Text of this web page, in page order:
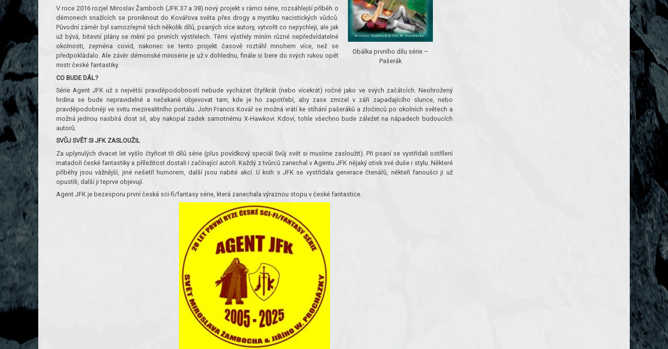
Obálka prvního dílu série –
Pašerák
V roce 2016 rozjel Miroslav Žamboch (JFK 37 a 38) nový projekt v rámci série, rozsáhlejší příběh o
démonech snažících se proniknout do Kovářova světa přes drogy a mystiku nacistických vůdců.
Původní záměr byl samozřejmě těch několik dílů, psaných více autory, vytvořit co nejrychleji, ale jak
už bývá, bitevní plány se mění po prvních výstřelech. Těmi výstřely míním různé nepředvídatelné
okolnosti, zejména covid, nakonec se tento projekt časově roztáhl mnohem více, než se
předpokládalo. Ale závěr démonské minisérie je už v dohlednu, finále si bere do svých rukou opět
mistr české fantastiky.
CO BUDE DÁL?
Série Agent JFK už s největší pravděpodobností nebude vycházet čtyřikrát (nebo vícekrát) ročně jako ve svých začátcích. Neohrožený
hrdina se bude nepravidelně a nečekaně objevovat tam, kde je ho zapotřebí, aby zase zmizel v záři zapadajícího slunce, nebo
pravděpodobněji ve svitu mezirealitního portálu. John Francis Kovář se možná vrátí ke stíhání pašeráků a zločinců po okolních světech a
možná jednou nasbírá dost sil, aby nakopal zadek samotnému X-Hawkovi. Kdoví, tohle všechno bude záležet na nápadech budoucích
autorů.
SVŮJ SVĚT SI JFK ZASLOUŽIL
Za uplynulých dvacet let vyšlo čtyřicet tři dílů série (plus povídkový speciál Svůj svět si musíme zasloužit). Při psaní se vystřídali ostřílení
matadoři české fantastiky a příležitost dostali i začínající autoři. Každý z tvůrců zanechal v Agentu JFK nějaký otisk své duše i stylu. Některé
příběhy jsou vážnější, jiné nešetří humorem, další jsou nabité akcí. U knih s JFK se vystřídala generace čtenářů, někteří fanoušci ji už
opustili, další ji teprve objevují.
Agent JFK je bezesporu první česká sci-fi/fantasy série, která zanechala výraznou stopu v české fantastice.